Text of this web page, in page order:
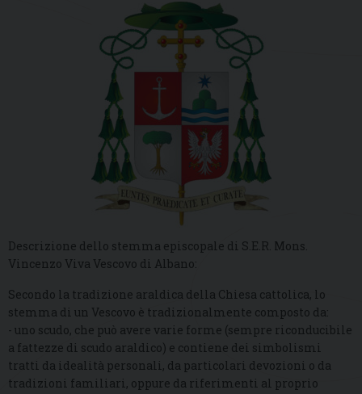
Descrizione dello stemma episcopale di S.E.R. Mons.
Vincenzo Viva Vescovo di Albano:
Secondo la tradizione araldica della Chiesa cattolica, lo
stemma di un Vescovo è tradizionalmente composto da:
- uno scudo, che può avere varie forme (sempre riconducibile
a fattezze di scudo araldico) e contiene dei simbolismi
tratti da idealità personali, da particolari devozioni o da
tradizioni familiari, oppure da riferimenti al proprio